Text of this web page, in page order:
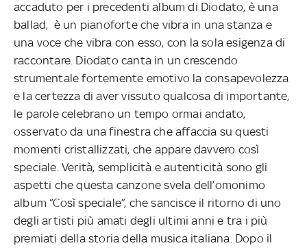
accaduto per i precedenti album di Diodato, è una
ballad, è un pianoforte che vibra in una stanza e
una voce che vibra con esso, con la sola esigenza di
raccontare. Diodato canta in un crescendo
strumentale fortemente emotivo la consapevolezza
e la certezza di aver vissuto qualcosa di importante,
le parole celebrano un tempo ormai andato,
osservato da una finestra che affaccia su questi
momenti cristallizzati, che appare davvero così
speciale. Verità, semplicità e autenticità sono gli
aspetti che questa canzone svela dell’omonimo
album “Così speciale”, che sancisce il ritorno di uno
degli artisti più amati degli ultimi anni e tra i più
premiati della storia della musica italiana. Dopo il